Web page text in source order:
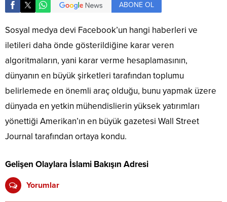
ABONE OL
Sosyal medya devi Facebook’un hangi haberleri ve
iletileri daha önde gösterildiğine karar veren
algoritmaların, yani karar verme hesaplamasının,
dünyanın en büyük şirketleri tarafından toplumu
belirlemede en önemli araç olduğu, bunu yapmak üzere
dünyada en yetkin mühendislierin yüksek yatırımları
yönettiği Amerikan’ın en büyük gazetesi Wall Street
Journal tarafından ortaya kondu.
Gelişen Olaylara İslami Bakışın Adresi
Yorumlar